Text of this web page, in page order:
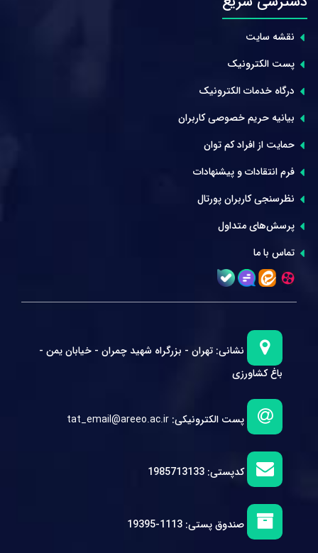
نقشه سایت
پست الکترونیک
درگاه خدمات الکترونیک
بیانیه حریم خصوصی کاربران
حمایت از افراد کم توان
فرم انتقادات و پیشنهادات
نظرسنجی کاربران پورتال
پرسش‌های متداول
تماس با ما
نشانی: تهران - بزرگراه شهید چمران - خیابان یمن -
باغ کشاورزی
پست الکترونیکی: tat_email@areeo.ac.ir
کدپستی: 1985713133
صندوق پستی: 1113-19395